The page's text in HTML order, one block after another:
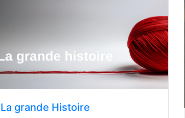
La grande Histoire